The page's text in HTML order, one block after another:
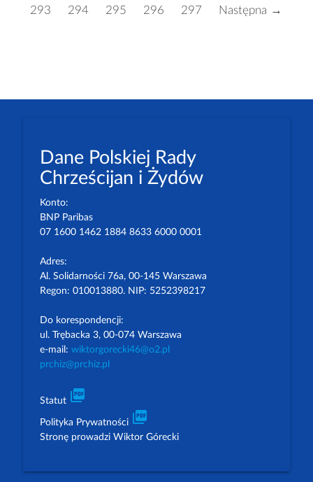
293
294 295 296 297 Następna →
Dane Polskiej Rady
Chrześcijan i Żydów
Konto:
BNP Paribas
07 1600 1462 1884 8633 6000 0001
Adres:
Al. Solidarności 76a, 00-145 Warszawa
Regon: 010013880. NIP: 5252398217
Do korespondencji:
ul. Trębacka 3, 00-074 Warszawa
e-mail: wiktorgorecki46@o2.pl
prchiz@prchiz.pl
Statut picture_as_pdf
Polityka Prywatności picture_as_pdf
Stronę prowadzi Wiktor Górecki